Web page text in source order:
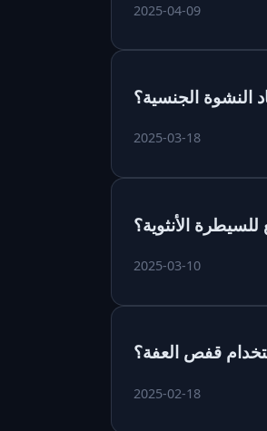
2025-04-09
الجنسية؟
2025-03-18
الأنثوية؟
2025-03-10
قفص العفة؟
2025-02-18